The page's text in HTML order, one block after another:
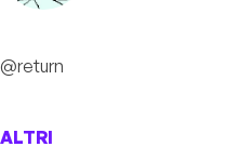
@return
ALTRI